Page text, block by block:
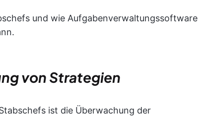
und wie Aufgabenverwaltungssoftware
von Strategien
ist die Überwachung der